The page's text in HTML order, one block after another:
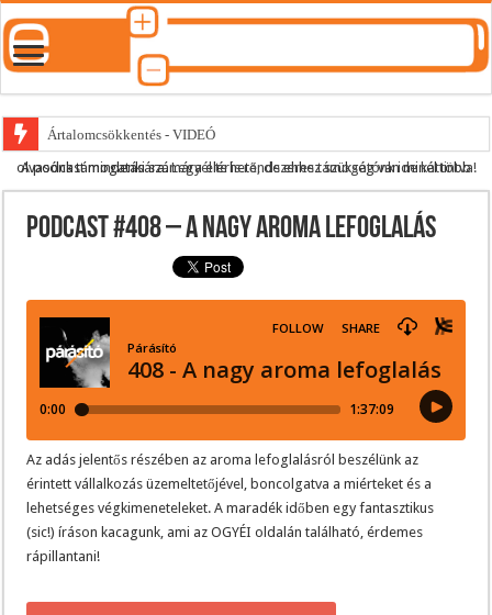
Ártalomcsökkentés - VIDEÓ
E-cigi használati szokások 2.0
Párásító podcast lejátszási lista
A podcast mindenki számára elérhető, de ehhez szükség van minél több olvasónk támogatására.Legyél te is rendszeres támogatónk ide kattintva!
Podcast #408 – A nagy aroma lefoglalás
Az adás jelentős részében az aroma lefoglalásról beszélünk az
érintett vállalkozás üzemeltetőjével, boncolgatva a miérteket és a
lehetséges végkimeneteleket. A maradék időben egy fantasztikus
(sic!) íráson kacagunk, ami az OGYÉI oldalán található, érdemes
rápillantani!